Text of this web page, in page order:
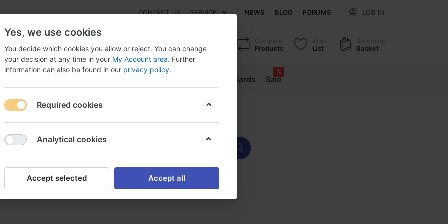
CONTACT US SERVICE NEWS BLOG FORUMS LOG IN
Compare
Products
Wish
List
Shopping
Basket
NEW
Gift Cards Sale
%
avodart en ligne acheter avodart
acheter avodart
Yes, we use cookies
You decide which cookies you allow or reject. You can change
your decision at any time in your My Account area. Further
information can also be found in our privacy policy.
Required cookies
Analytical cookies
Accept selected Accept all